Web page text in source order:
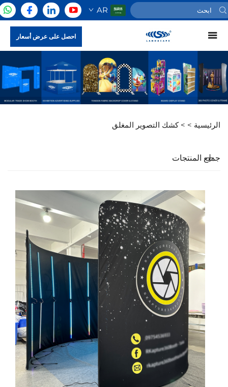
AR
احصل على عرض أسعار
الرئيسية > > كشك التصوير المغلق
جميع المنتجات